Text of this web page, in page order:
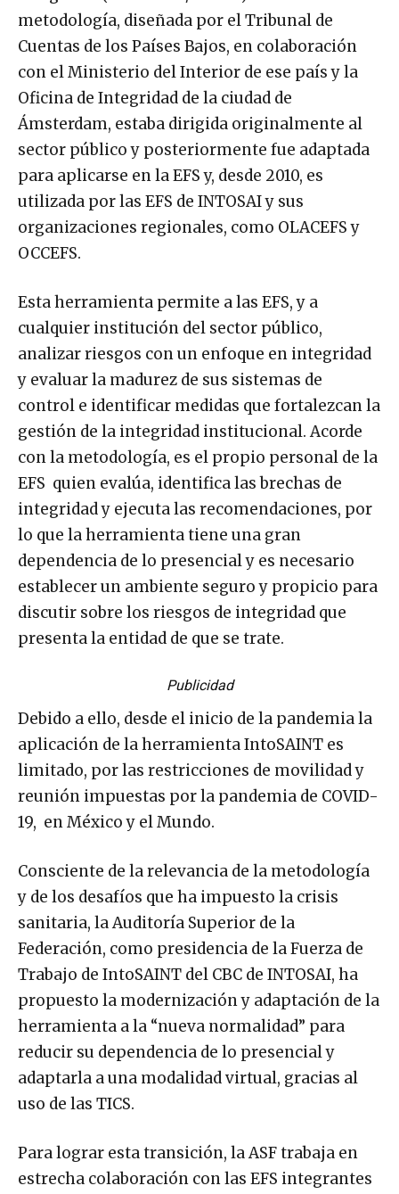
metodología, diseñada por el Tribunal de
Cuentas de los Países Bajos, en colaboración
con el Ministerio del Interior de ese país y la
Oficina de Integridad de la ciudad de
Ámsterdam, estaba dirigida originalmente al
sector público y posteriormente fue adaptada
para aplicarse en la EFS y, desde 2010, es
utilizada por las EFS de INTOSAI y sus
organizaciones regionales, como OLACEFS y
OCCEFS.
Esta herramienta permite a las EFS, y a
cualquier institución del sector público,
analizar riesgos con un enfoque en integridad
y evaluar la madurez de sus sistemas de
control e identificar medidas que fortalezcan la
gestión de la integridad institucional. Acorde
con la metodología, es el propio personal de la
EFS quien evalúa, identifica las brechas de
integridad y ejecuta las recomendaciones, por
lo que la herramienta tiene una gran
dependencia de lo presencial y es necesario
establecer un ambiente seguro y propicio para
discutir sobre los riesgos de integridad que
presenta la entidad de que se trate.
Publicidad
Debido a ello, desde el inicio de la pandemia la
aplicación de la herramienta IntoSAINT es
limitado, por las restricciones de movilidad y
reunión impuestas por la pandemia de COVID-
19, en México y el Mundo.
Consciente de la relevancia de la metodología
y de los desafíos que ha impuesto la crisis
sanitaria, la Auditoría Superior de la
Federación, como presidencia de la Fuerza de
Trabajo de IntoSAINT del CBC de INTOSAI, ha
propuesto la modernización y adaptación de la
herramienta a la “nueva normalidad” para
reducir su dependencia de lo presencial y
adaptarla a una modalidad virtual, gracias al
uso de las TICS.
Para lograr esta transición, la ASF trabaja en
estrecha colaboración con las EFS integrantes